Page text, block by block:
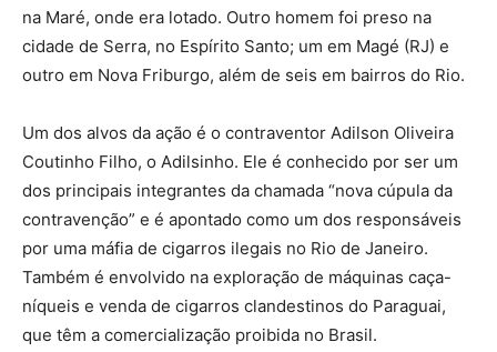
na Maré, onde era lotado. Outro homem foi preso na
cidade de Serra, no Espírito Santo; um em Magé (RJ) e
outro em Nova Friburgo, além de seis em bairros do Rio.
Um dos alvos da ação é o contraventor Adilson Oliveira
Coutinho Filho, o Adilsinho. Ele é conhecido por ser um
dos principais integrantes da chamada “nova cúpula da
contravenção” e é apontado como um dos responsáveis
por uma máfia de cigarros ilegais no Rio de Janeiro.
Também é envolvido na exploração de máquinas caça-
níqueis e venda de cigarros clandestinos do Paraguai,
que têm a comercialização proibida no Brasil.